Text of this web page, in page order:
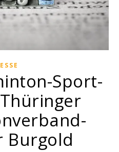
Sport-
Burgold